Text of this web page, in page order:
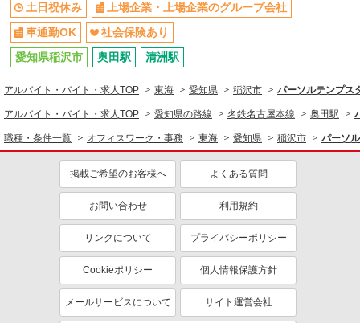
土日祝休み
上場企業・上場企業のグループ会社
車通勤OK
社会保険あり
愛知県稲沢市
奥田駅 清洲駅
アルバイト・バイト・求人TOP 東海 愛知県 稲沢市 パーソルテンプス
アルバイト・バイト・求人TOP 愛知県の路線 名鉄名古屋本線 奥田駅
職種・条件一覧 オフィスワーク・事務 東海 愛知県 稲沢市 パーソ
掲載ご希望のお客様へ よくある質問
お問い合わせ 利用規約
リンクについて プライバシーポリシー
Cookieポリシー 個人情報保護方針
メールサービスについて サイト運営会社